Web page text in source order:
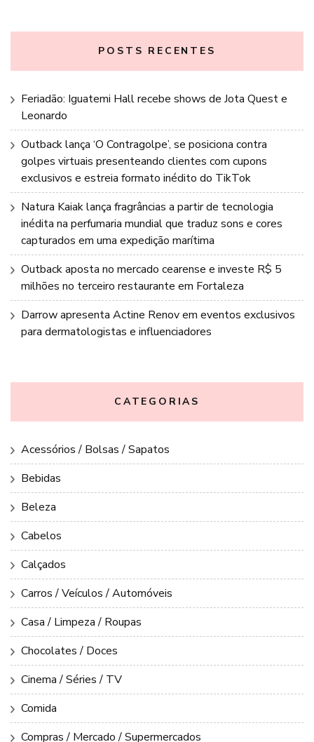
POSTS RECENTES
Feriadão: Iguatemi Hall recebe shows de Jota Quest e
Leonardo
Outback lança ‘O Contragolpe’, se posiciona contra
golpes virtuais presenteando clientes com cupons
exclusivos e estreia formato inédito do TikTok
Natura Kaiak lança fragrâncias a partir de tecnologia
inédita na perfumaria mundial que traduz sons e cores
capturados em uma expedição marítima
Outback aposta no mercado cearense e investe R$ 5
milhões no terceiro restaurante em Fortaleza
Darrow apresenta Actine Renov em eventos exclusivos
para dermatologistas e influenciadores
CATEGORIAS
Acessórios / Bolsas / Sapatos
Bebidas
Beleza
Cabelos
Calçados
Carros / Veículos / Automóveis
Casa / Limpeza / Roupas
Chocolates / Doces
Cinema / Séries / TV
Comida
Compras / Mercado / Supermercados